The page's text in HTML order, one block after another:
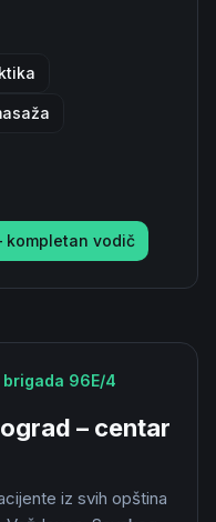
kompletan vodič
brigada 96E/4
– centar
iz svih opština